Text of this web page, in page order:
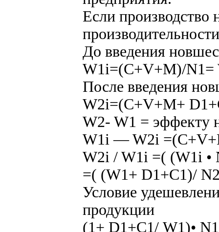
Если производство
До введения
W1i=(C+V+M)/N1=
После введения
W2i=(C+V+M+
W2- W1 = эффекту
W1i — W2i
W2i / W1i =( (W1i •
=( (W1+ D1+С1)/
Условие
продукции
(1+ D1+С1/ W1)•